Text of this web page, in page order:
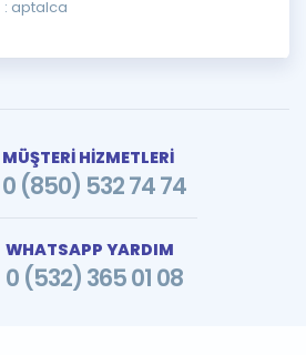
: aptalca
MÜŞTERİ HİZMETLERİ
0 (850) 532 74 74
WHATSAPP YARDIM
0 (532) 365 01 08